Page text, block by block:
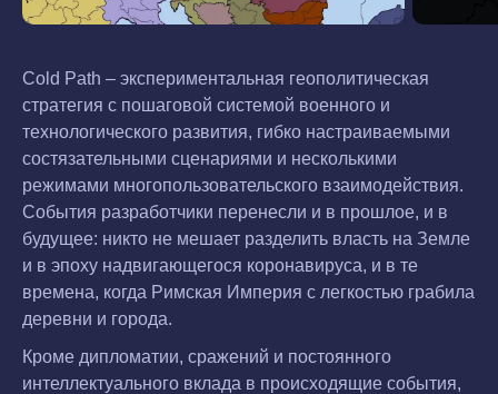
Cold Path – экспериментальная геополитическая
стратегия с пошаговой системой военного и
технологического развития, гибко настраиваемыми
состязательными сценариями и несколькими
режимами многопользовательского взаимодействия.
События разработчики перенесли и в прошлое, и в
будущее: никто не мешает разделить власть на Земле
и в эпоху надвигающегося коронавируса, и в те
времена, когда Римская Империя с легкостью грабила
деревни и города.
Кроме дипломатии, сражений и постоянного
интеллектуального вклада в происходящие события,